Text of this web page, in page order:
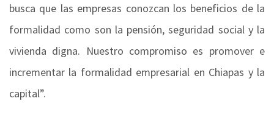
busca que las empresas conozcan los beneficios de la
formalidad como son la pensión, seguridad social y la
vivienda digna. Nuestro compromiso es promover e
incrementar la formalidad empresarial en Chiapas y la
capital”.